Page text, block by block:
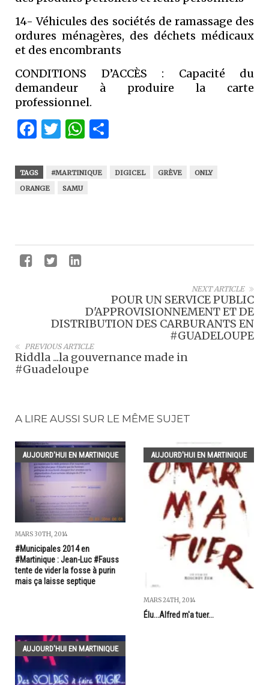
14- Véhicules des sociétés de ramassage des
ordures ménagères, des déchets médicaux
et des encombrants
CONDITIONS D’ACCÈS : Capacité du
demandeur à produire la carte
professionnel.
Facebook
Twitter
WhatsApp
TAGS #MARTINIQUE DIGICEL GRÈVE
ONLY
ORANGE
SAMU
NEXT ARTICLE
POUR UN SERVICE PUBLIC
D'APPROVISIONNEMENT ET DE
DISTRIBUTION DES CARBURANTS EN
#GUADELOUPE
PREVIOUS ARTICLE
Riddla ...la gouvernance made in
#Guadeloupe
A LIRE AUSSI SUR LE MÊME SUJET
AUJOURD'HUI EN MARTINIQUE
MARS 30TH, 2014
#Municipales 2014 en
#Martinique : Jean-Luc #Fauss
tente de vider la fosse à purin
mais ça laisse septique
AUJOURD'HUI EN MARTINIQUE
MARS 24TH, 2014
Élu...Alfred m'a tuer...
AUJOURD'HUI EN MARTINIQUE